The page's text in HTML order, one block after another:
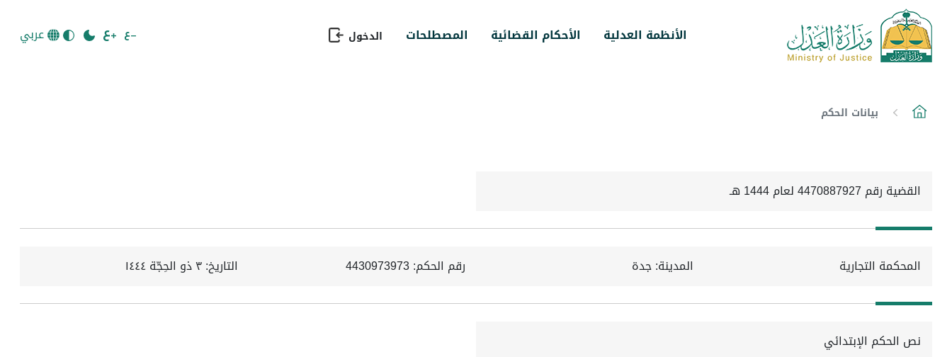
الأنظمة العدلية الأحكام القضائية المصطلحات الدخول عربي
بيانات الحكم
القضية رقم 4470887927 لعام 1444 هـ
المحكمة التجارية المدينة: جدة رقم الحكم: 4430973973 التاريخ:٣ ذو الحِجّة ١٤٤٤
نص الحكم الإبتدائي